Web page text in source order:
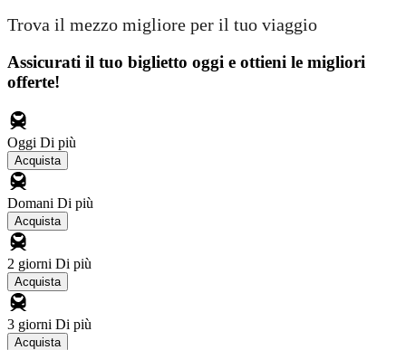
Trova il mezzo migliore per il tuo viaggio
Assicurati il ​​tuo biglietto oggi e ottieni le migliori
offerte!
Oggi Di più
Acquista
Domani Di più
Acquista
2 giorni Di più
Acquista
3 giorni Di più
Acquista